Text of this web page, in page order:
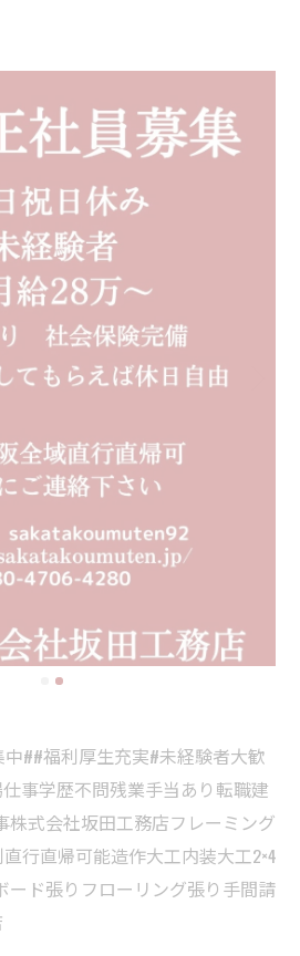
##福利厚生充実#未経験者大歓
事学歴不問残業手当あり転職建
株式会社坂田工務店フレーミング
行直帰可能造作大工内装大工2×4
ード張りフローリング張り手間請